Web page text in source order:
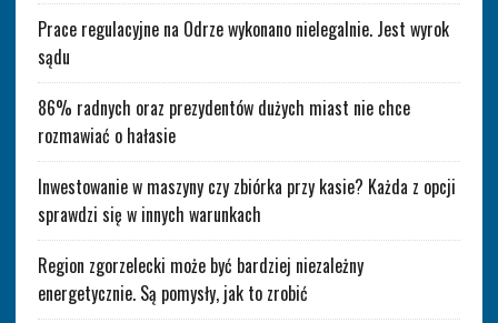
Prace regulacyjne na Odrze wykonano nielegalnie. Jest wyrok
sądu
86% radnych oraz prezydentów dużych miast nie chce
rozmawiać o hałasie
Inwestowanie w maszyny czy zbiórka przy kasie? Każda z opcji
sprawdzi się w innych warunkach
Region zgorzelecki może być bardziej niezależny
energetycznie. Są pomysły, jak to zrobić